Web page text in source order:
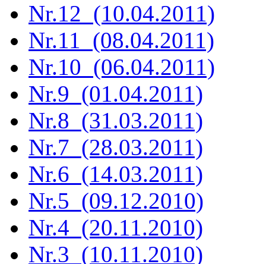
Nr.12 (10.04.2011)
Nr.11 (08.04.2011)
Nr.10 (06.04.2011)
Nr.9 (01.04.2011)
Nr.8 (31.03.2011)
Nr.7 (28.03.2011)
Nr.6 (14.03.2011)
Nr.5 (09.12.2010)
Nr.4 (20.11.2010)
Nr.3 (10.11.2010)